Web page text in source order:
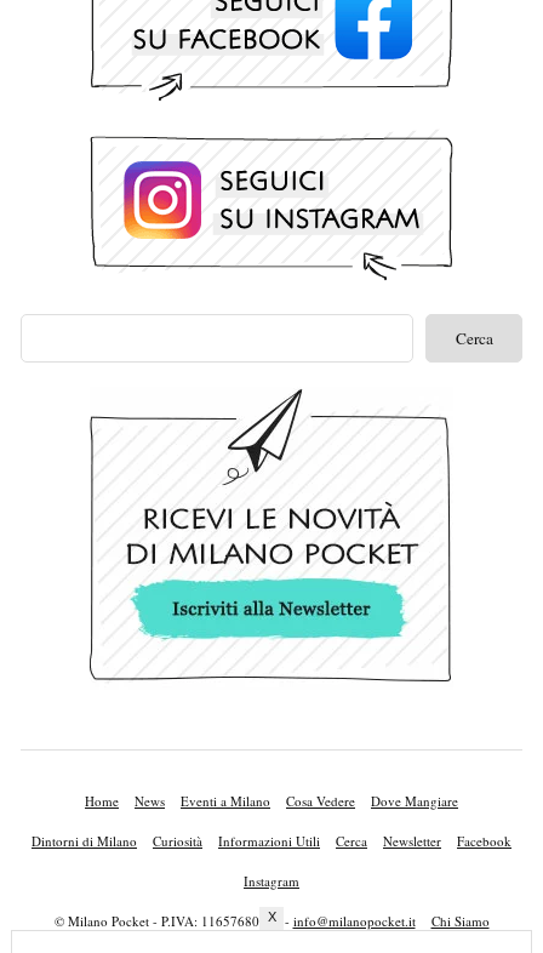
Home News Eventi a Milano Cosa Vedere Dove Mangiare
Dintorni di Milano Curiosità Informazioni Utili Cerca Newsletter Facebook
Instagram
© Milano Pocket - P.IVA: 11657680010 - info@milanopocket.it Chi Siamo
X